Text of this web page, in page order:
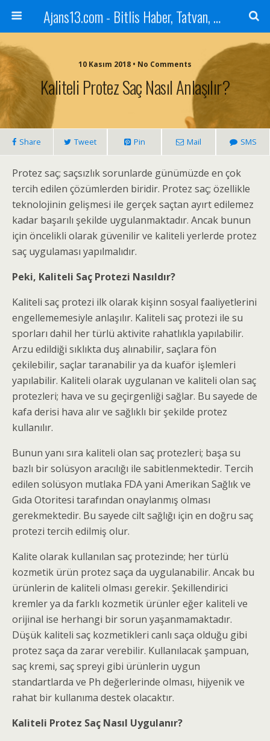
Ajans13.com - Bitlis Haber, Tatvan, Ahlat, Adilcevaz, Mutki, Hizan, Güroymak, Gazete, Ajans, 13, Haber
10 Kasım 2018 • No Comments
Kaliteli Protez Saç Nasıl Anlaşılır?
Share Tweet Pin Mail SMS
Protez saç; saçsızlık sorunlarde günümüzde en çok
tercih edilen çözümlerden biridir. Protez saç; özellikle
teknolojinin gelişmesi ile gerçek saçtan ayırt edilemez
kadar başarılı şekilde uygulanmaktadır. Ancak bunun
için öncelikli olarak güvenilir ve kaliteli yerlerde protez
saç uygulaması yapılmalıdır.
Peki, Kaliteli Saç Protezi Nasıldır?
Kaliteli saç protezi ilk olarak kişinn sosyal faaliyetlerini
engellememesiyle anlaşılır. Kaliteli saç protezi ile su
sporları dahil her türlü aktivite rahatlıkla yapılabilir.
Arzu edildiği sıklıkta duş alınabilir, saçlara fön
çekilebilir, saçlar taranabilir ya da kuaför işlemleri
yapılabilir. Kaliteli olarak uygulanan ve kaliteli olan saç
protezleri; hava ve su geçirgenliği sağlar. Bu sayede de
kafa derisi hava alır ve sağlıklı bir şekilde protez
kullanılır.
Bunun yanı sıra kaliteli olan saç protezleri; başa su
bazlı bir solüsyon aracılığı ile sabitlenmektedir. Tercih
edilen solüsyon mutlaka FDA yani Amerikan Sağlık ve
Gıda Otoritesi tarafından onaylanmış olması
gerekmektedir. Bu sayede cilt sağlığı için en doğru saç
protezi tercih edilmiş olur.
Kalite olarak kullanılan saç protezinde; her türlü
kozmetik ürün protez saça da uygulanabilir. Ancak bu
ürünlerin de kaliteli olması gerekir. Şekillendirici
kremler ya da farklı kozmetik ürünler eğer kaliteli ve
orijinal ise herhangi bir sorun yaşanmamaktadır.
Düşük kaliteli saç kozmetikleri canlı saça olduğu gibi
protez saça da zarar verebilir. Kullanılacak şampuan,
saç kremi, saç spreyi gibi ürünlerin uygun
standartlarda ve Ph değerlerinde olması, hijyenik ve
rahat bir kullanıma destek olacaktır.
Kaliteli Protez Saç Nasıl Uygulanır?